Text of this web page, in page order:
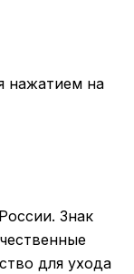
нажатием на
Знак
для ухода